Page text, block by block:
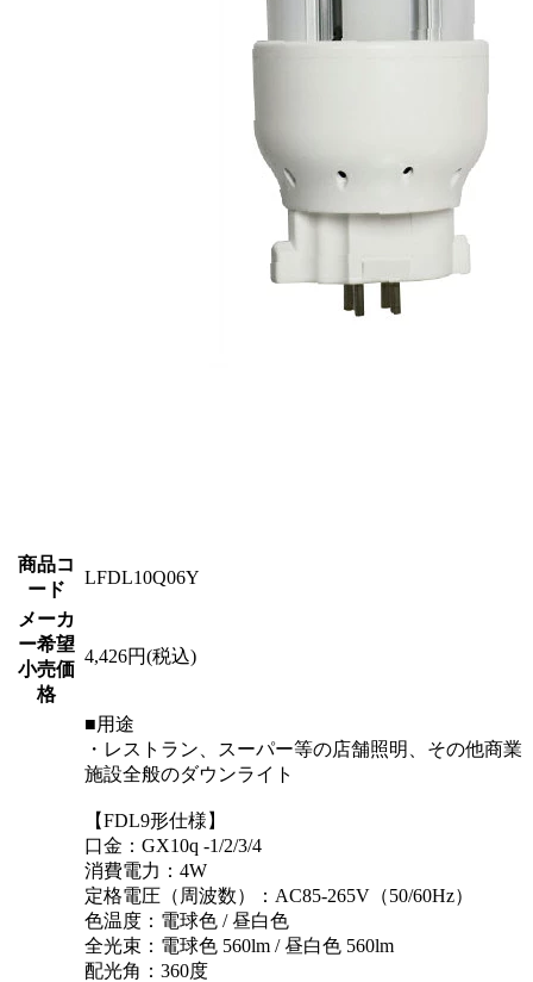
商品コ
ード
LFDL10Q06Y
メーカ
ー希望
小売価
格
4,426円(税込)
■用途
・レストラン、スーパー等の店舗照明、その他商業
施設全般のダウンライト
【FDL9形仕様】
口金：GX10q -1/2/3/4
消費電力：4W
定格電圧（周波数）：AC85-265V（50/60Hz）
色温度：電球色 / 昼白色
全光束：電球色 560lm / 昼白色 560lm
配光角：360度